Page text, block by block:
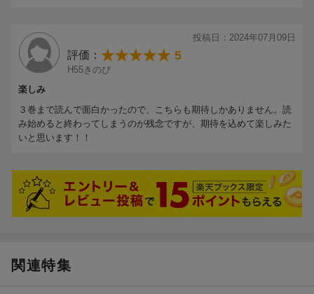
エロチックな描写も、満遍なくて満足度高い。
主人公２人の恋の過程がもう一度見られるような
お得感が素敵。
あと最後のジュリエッタ様が最高。
いつも最後の１文が粋です。
投稿日：2024年07月09日
評価： 5
H55きのぴ
楽しみ
３巻まで読んで面白かったので、こちらも期待しかありません。読
み始めると終わってしまうのが残念ですが、期待を込めて楽しみた
いと思います！！
関連特集